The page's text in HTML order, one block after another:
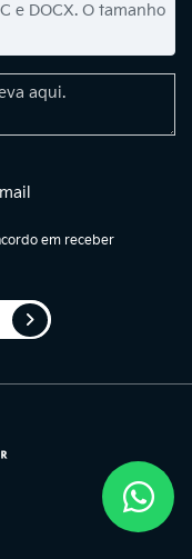
e DOCX. O tamanho
em receber